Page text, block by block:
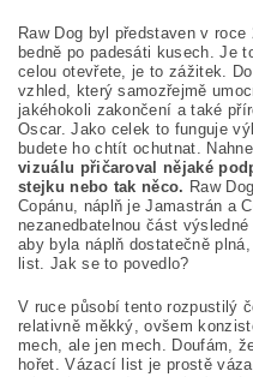
Raw Dog byl představen v
bedně po padesáti kusech. Je
celou otevřete, je to zážitek.
vzhled, který samozřejmě
jakéhokoli zakončení a také
Oscar. Jako celek to funguje
budete ho chtít ochutnat.
vizuálu přičaroval nějaké
stejku nebo tak něco. Raw
Copánu, náplň je Jamastrán a
nezanedbatelnou část
aby byla náplň dostatečně
list. Jak se to povedlo?
V ruce působí tento rozpustilý
relativně měkký, ovšem
mech, ale jen mech. Doufám,
hořet. Vázací list je prostě